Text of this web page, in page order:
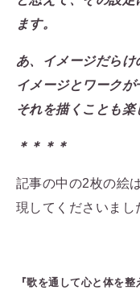
ます。
あ、イメージだらけ
イメージとワークが
それを描くことも楽
＊＊＊＊
記事の中の2枚の絵
現してくださいまし
『歌を通して心と体を整